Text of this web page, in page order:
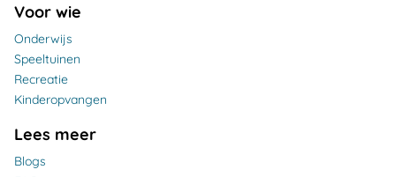
Voor wie
Onderwijs
Speeltuinen
Recreatie
Kinderopvangen
Lees meer
Blogs